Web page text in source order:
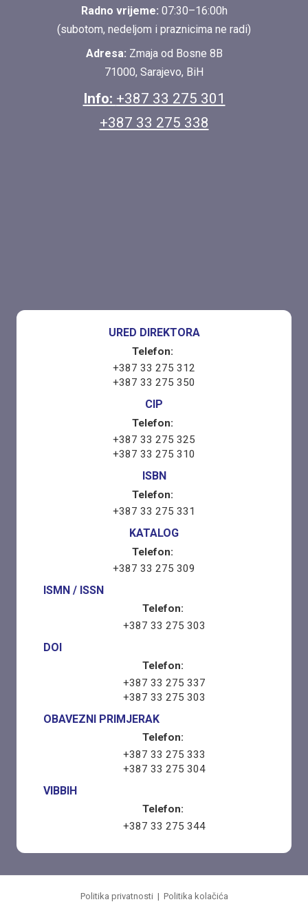
Radno vrijeme: 07:30–16:00h
(subotom, nedeljom i praznicima ne radi)
Adresa: Zmaja od Bosne 8B
71000, Sarajevo, BiH
Info: +387 33 275 301
+387 33 275 338
URED DIREKTORA
Telefon:
+387 33 275 312
+387 33 275 350
CIP
Telefon:
+387 33 275 325
+387 33 275 310
ISBN
Telefon:
+387 33 275 331
KATALOG
Telefon:
+387 33 275 309
ISMN / ISSN
Telefon:
+387 33 275 303
DOI
Telefon:
+387 33 275 337
+387 33 275 303
OBAVEZNI PRIMJERAK
Telefon:
+387 33 275 333
+387 33 275 304
VIBBIH
Telefon:
+387 33 275 344
Politika privatnosti | Politika kolačića